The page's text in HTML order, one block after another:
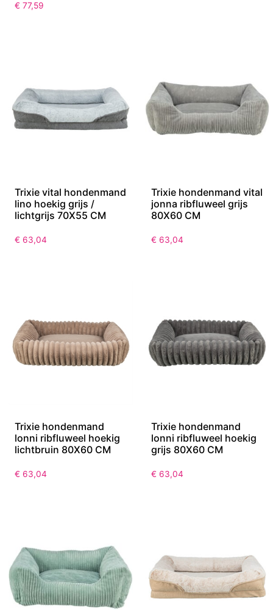
€ 77,59
Trixie vital hondenmand
lino hoekig grijs /
lichtgrijs 70X55 CM
€ 63,04
Trixie hondenmand vital
jonna ribfluweel grijs
80X60 CM
€ 63,04
Trixie hondenmand
lonni ribfluweel hoekig
lichtbruin 80X60 CM
€ 63,04
Trixie hondenmand
lonni ribfluweel hoekig
grijs 80X60 CM
€ 63,04